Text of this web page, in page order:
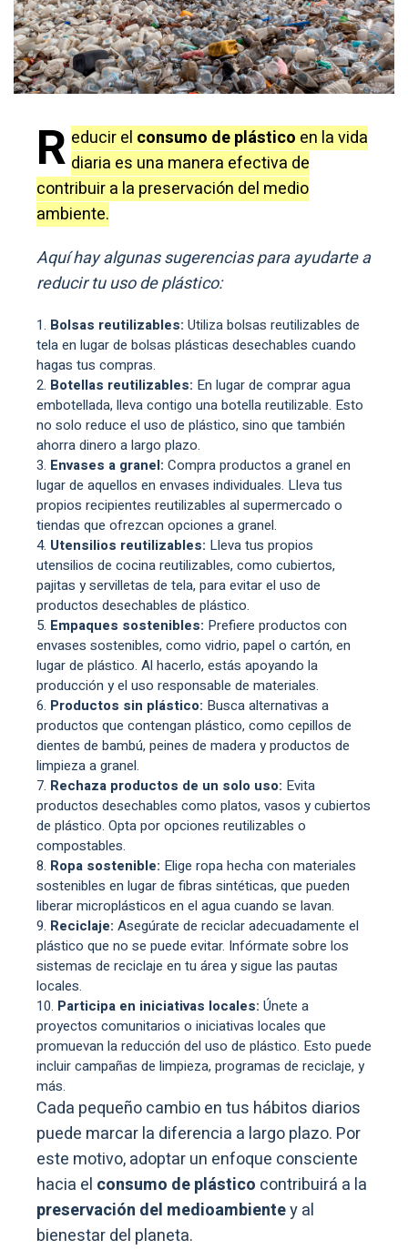
R educir el consumo de plástico en la vida
diaria es una manera efectiva de
contribuir a la preservación del medio
ambiente.
Aquí hay algunas sugerencias para ayudarte a
reducir tu uso de plástico:
Bolsas reutilizables: Utiliza bolsas reutilizables de
tela en lugar de bolsas plásticas desechables cuando
hagas tus compras.
Botellas reutilizables: En lugar de comprar agua
embotellada, lleva contigo una botella reutilizable. Esto
no solo reduce el uso de plástico, sino que también
ahorra dinero a largo plazo.
Envases a granel: Compra productos a granel en
lugar de aquellos en envases individuales. Lleva tus
propios recipientes reutilizables al supermercado o
tiendas que ofrezcan opciones a granel.
Utensilios reutilizables: Lleva tus propios
utensilios de cocina reutilizables, como cubiertos,
pajitas y servilletas de tela, para evitar el uso de
productos desechables de plástico.
Empaques sostenibles: Prefiere productos con
envases sostenibles, como vidrio, papel o cartón, en
lugar de plástico. Al hacerlo, estás apoyando la
producción y el uso responsable de materiales.
Productos sin plástico: Busca alternativas a
productos que contengan plástico, como cepillos de
dientes de bambú, peines de madera y productos de
limpieza a granel.
Rechaza productos de un solo uso: Evita
productos desechables como platos, vasos y cubiertos
de plástico. Opta por opciones reutilizables o
compostables.
Ropa sostenible: Elige ropa hecha con materiales
sostenibles en lugar de fibras sintéticas, que pueden
liberar microplásticos en el agua cuando se lavan.
Reciclaje: Asegúrate de reciclar adecuadamente el
plástico que no se puede evitar. Infórmate sobre los
sistemas de reciclaje en tu área y sigue las pautas
locales.
Participa en iniciativas locales: Únete a
proyectos comunitarios o iniciativas locales que
promuevan la reducción del uso de plástico. Esto puede
incluir campañas de limpieza, programas de reciclaje, y
más.
Cada pequeño cambio en tus hábitos diarios
puede marcar la diferencia a largo plazo. Por
este motivo, adoptar un enfoque consciente
hacia el consumo de plástico contribuirá a la
preservación del medioambientey al
bienestar del planeta.